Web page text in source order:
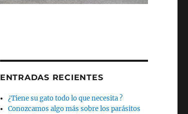
ENTRADAS RECIENTES
¿Tiene su gato todo lo que necesita ?
Conozcamos algo más sobre los parásitos